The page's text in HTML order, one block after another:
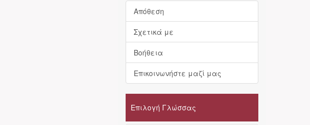
Απόθεση
Σχετικά με
Βοήθεια
Επικοινωνήστε μαζί μας
Επιλογή Γλώσσας